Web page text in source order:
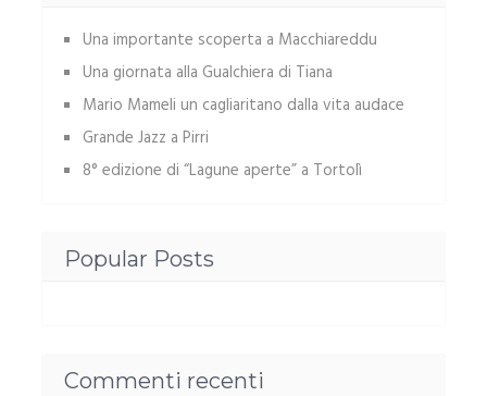
Una importante scoperta a Macchiareddu
Una giornata alla Gualchiera di Tiana
Mario Mameli un cagliaritano dalla vita audace
Grande Jazz a Pirri
8° edizione di “Lagune aperte” a Tortolì
Popular Posts
Commenti recenti